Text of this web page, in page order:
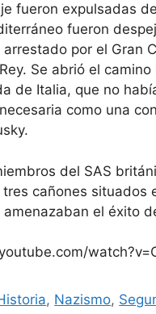
fueron expulsadas
fueron
por el Gran
Se abrió el camino
de Italia, que no
como una
del SAS
cañones situados
amenazaban el éxito
, Nazismo,